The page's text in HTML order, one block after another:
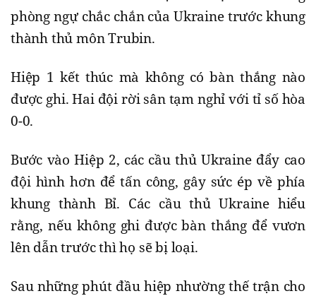
phòng ngự chắc chắn của Ukraine trước khung
thành thủ môn Trubin.
Hiệp 1 kết thúc mà không có bàn thắng nào
được ghi. Hai đội rời sân tạm nghỉ với tỉ số hòa
0-0.
Bước vào Hiệp 2, các cầu thủ Ukraine đẩy cao
đội hình hơn để tấn công, gây sức ép về phía
khung thành Bỉ. Các cầu thủ Ukraine hiểu
rằng, nếu không ghi được bàn thắng để vươn
lên dẫn trước thì họ sẽ bị loại.
Sau những phút đầu hiệp nhường thế trận cho